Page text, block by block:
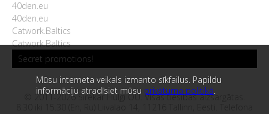
Mūsu interneta veikals izmanto sīkfailus. Papildu
informāciju atradīsiet mūsu privātuma politikā.
40den.eu
40den.eu
Catwork.Baltics
Catwork.Baltics
Secret promotions!
© 2011-2026 Sirekar Hulgi OÜ. Visas tiesības aizsargātas.